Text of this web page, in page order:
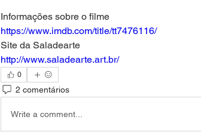
Informações sobre o filme
https://www.imdb.com/title/tt7476116/
Site da Saladearte
http://www.saladearte.art.br/
0
2 comentários
Write a comment...